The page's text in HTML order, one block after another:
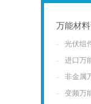
万能材
光伏组
进口万
非金属
变频万